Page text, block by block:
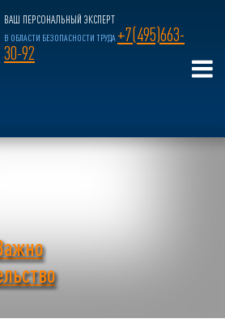
ВАШ ПЕРСОНАЛЬНЫЙ ЭКСПЕРТ
В ОБЛАСТИ БЕЗОПАСНОСТИ ТРУДА +7(495)663-
30-92